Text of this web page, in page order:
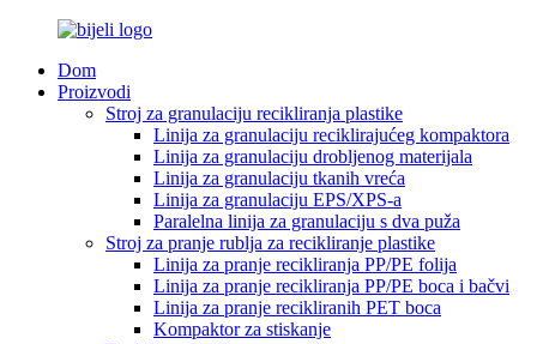
Dom
Proizvodi
Stroj za granulaciju recikliranja plastike
Linija za granulaciju reciklirajućeg kompaktora
Linija za granulaciju drobljenog materijala
Linija za granulaciju tkanih vreća
Linija za granulaciju EPS/XPS-a
Paralelna linija za granulaciju s dva puža
Stroj za pranje rublja za recikliranje plastike
Linija za pranje recikliranja PP/PE folija
Linija za pranje recikliranja PP/PE boca i bačvi
Linija za pranje recikliranih PET boca
Kompaktor za stiskanje